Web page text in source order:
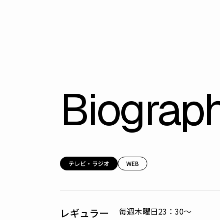
テレビ・ラジオ WEB
レギュラー
毎週木曜日23：30〜